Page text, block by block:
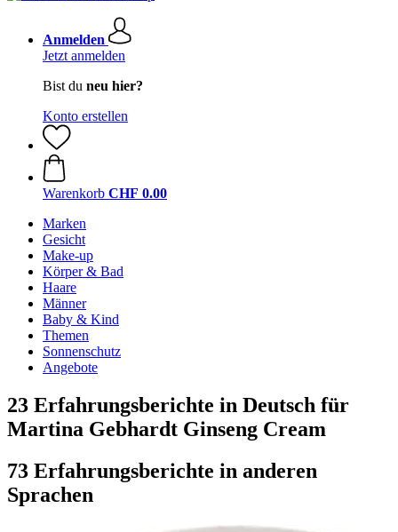
Anmelden
Jetzt anmelden
Bist du neu hier?
Konto erstellen
Warenkorb CHF 0.00
Marken
Gesicht
Make-up
Körper & Bad
Haare
Männer
Baby & Kind
Themen
Sonnenschutz
Angebote
23 Erfahrungsberichte in Deutsch für
Martina Gebhardt Ginseng Cream
73 Erfahrungsberichte in anderen
Sprachen